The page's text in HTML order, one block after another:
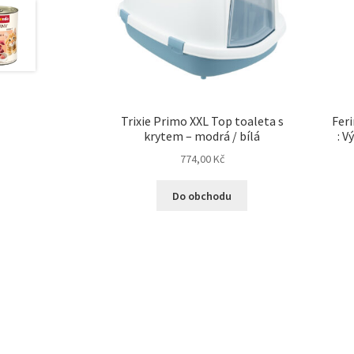
Trixie Primo XXL Top toaleta s
krytem – modrá / bílá
774,00Kč
Do obchodu
: